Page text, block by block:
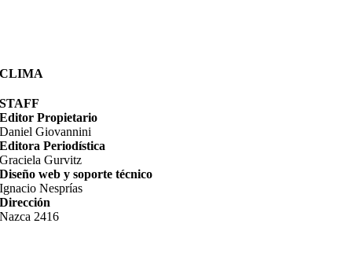
CLIMA
STAFF
Editor Propietario
Daniel Giovannini
Editora Periodística
Graciela Gurvitz
Diseño web y soporte técnico
Ignacio Nesprías
Dirección
Nazca 2416